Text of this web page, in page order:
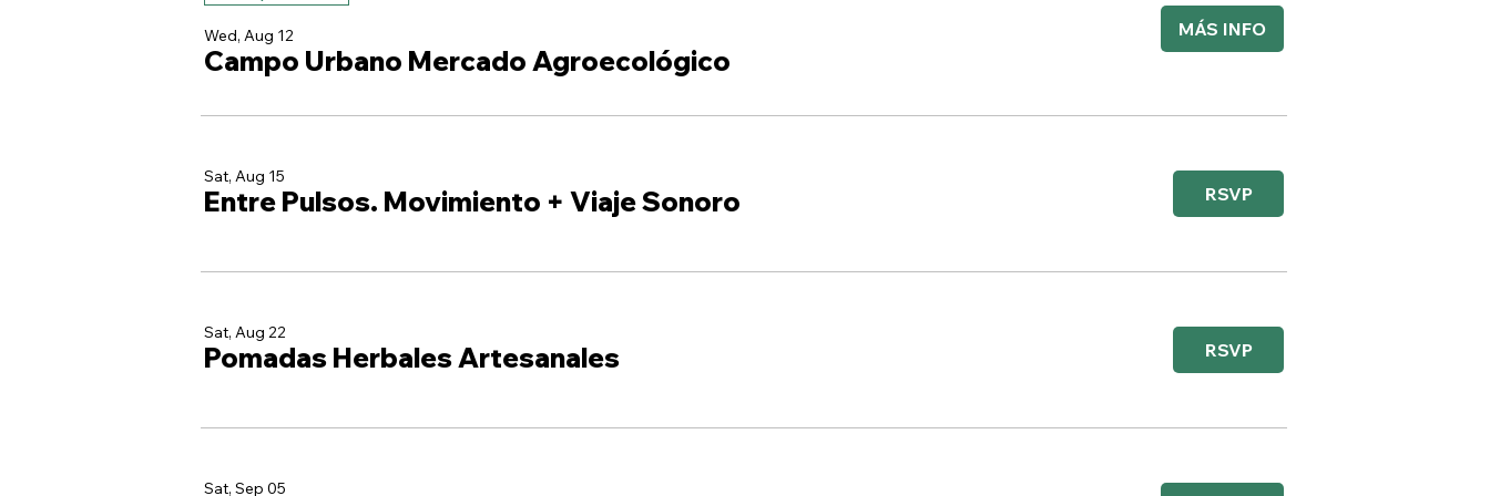
Wed, Aug 12
Campo Urbano Mercado Agroecológico
MÁS INFO
Sat, Aug 15
Entre Pulsos. Movimiento + Viaje Sonoro RSVP
Sat, Aug 22
Pomadas Herbales Artesanales RSVP
Sat, Sep 05